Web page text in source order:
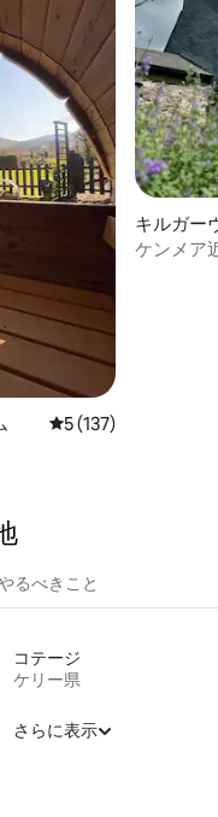
レビュー137件、5つ
5 (137)
キルガー
ケンメア
るべきこと
コテージ
ケリー県
さらに表示